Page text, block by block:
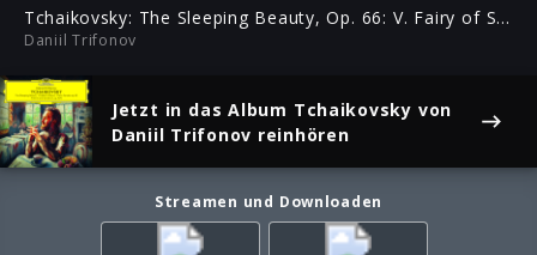
Tchaikovsky: The Sleeping Beauty, Op. 66: V. Fairy of Silver
Daniil Trifonov
Jetzt in das Album Tchaikovsky von
Daniil Trifonov reinhören
Streamen und Downloaden